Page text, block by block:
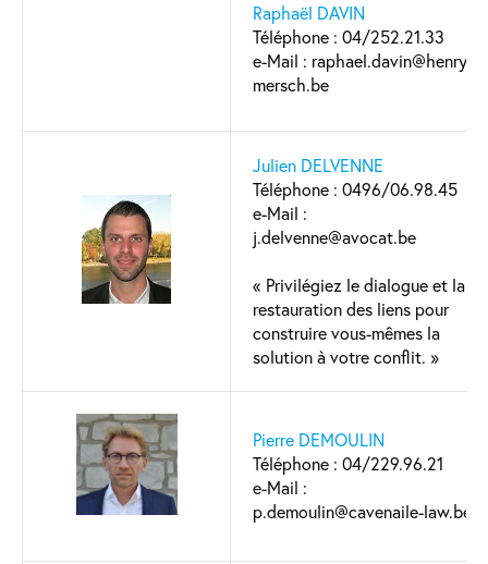
Raphaël DAVIN
Téléphone : 04/252.21.33
e-Mail : raphael.davin@henry-
mersch.be
Julien DELVENNE
Téléphone : 0496/06.98.45
e-Mail :
j.delvenne@avocat.be
« Privilégiez le dialogue et la
restauration des liens pour
construire vous-mêmes la
solution à votre conflit. »
Pierre DEMOULIN
Téléphone : 04/229.96.21
e-Mail :
p.demoulin@cavenaile-law.be